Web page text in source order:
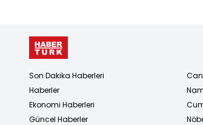
Son Dakika Haberleri
Haberler
Ekonomi Haberleri
Güncel Haberler